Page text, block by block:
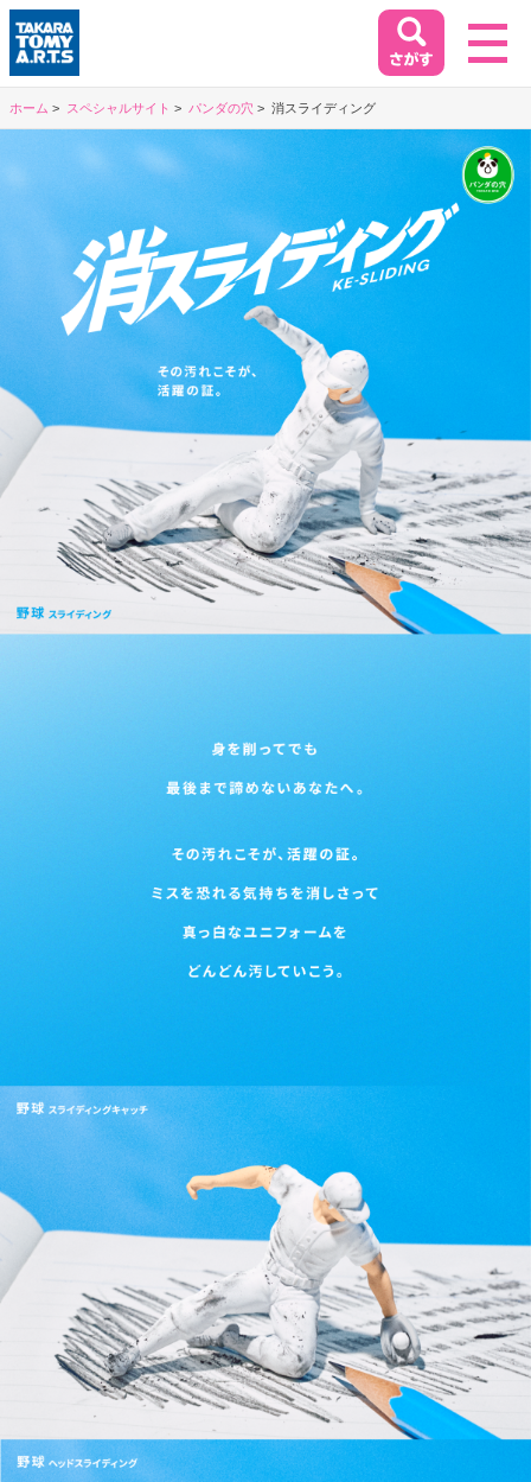
商品情報
PRODUCT
イベント&キャンペーン
EVENT&CAMPAIGN
お客様相談室
SUPPORT
会社情報 採用情報
ビジネスのお客様
閉じる
閉じる
ホーム スペシャルサイト パンダの穴 消スライディング